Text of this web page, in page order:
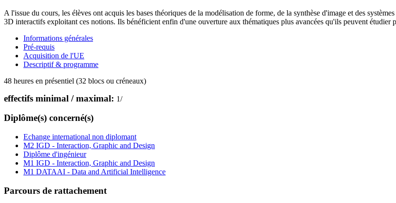
A l'issue du cours, les élèves ont acquis les bases théoriques de la modélisation de forme, de la synthèse d'image et des
3D interactifs exploitant ces notions. Ils bénéficient enfin d'une ouverture aux thématiques plus avancées qu'ils peuvent
Informations générales
Pré-requis
Acquisition de l'UE
Descriptif & programme
48 heures en présentiel (32 blocs ou créneaux)
effectifs minimal / maximal: 1/
Diplôme(s) concerné(s)
Echange international non diplomant
M2 IGD - Interaction, Graphic and Design
Diplôme d'ingénieur
M1 IGD - Interaction, Graphic and Design
M1 DATAAI - Data and Artificial Intelligence
Parcours de rattachement